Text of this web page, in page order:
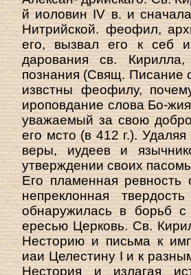
й иоловин IV в. и
Нитрийской. феофил,
его, вызвал его к себ
дарования св.
познания (Свящ. Писание
извстны феофилу,
ироповдание слова Бо-
уважаемый за свою
его мсто (в 412 г.).
веры, иудеев и
утверждении своих
Его пламенная ревность
непреклонная
обнаружилась в борьб
ересью Церковь. Св.
Несторию и письма к
иаи Целестину I и к
Нестория и излагая